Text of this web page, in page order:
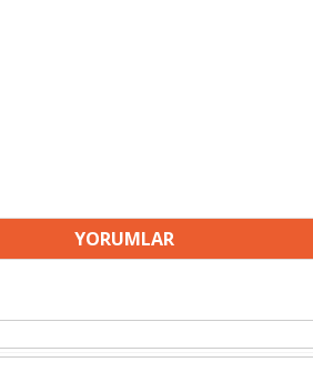
YORUMLAR